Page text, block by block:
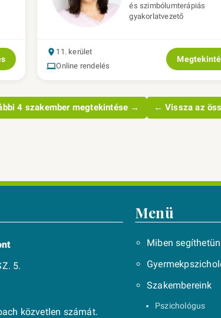
és szimbólumterápiás
gyakorlatvezető
11. kerület
Online rendelés
4 szakember megtekintése → ← Vissza az
5.
közvetlen számát.
Menü
Miben
Szakembereink
Pszichológus